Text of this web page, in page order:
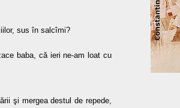
sus în salcîmi?
baba, că ieri ne-am loat cu
şi mergea destul de repede,